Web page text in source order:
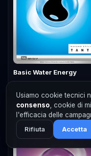
Basic Water Energy
#081· Promo
Usiamo cookie tecnici
consenso , cookie di
l'efficacia delle
Rifiuta
Accetta